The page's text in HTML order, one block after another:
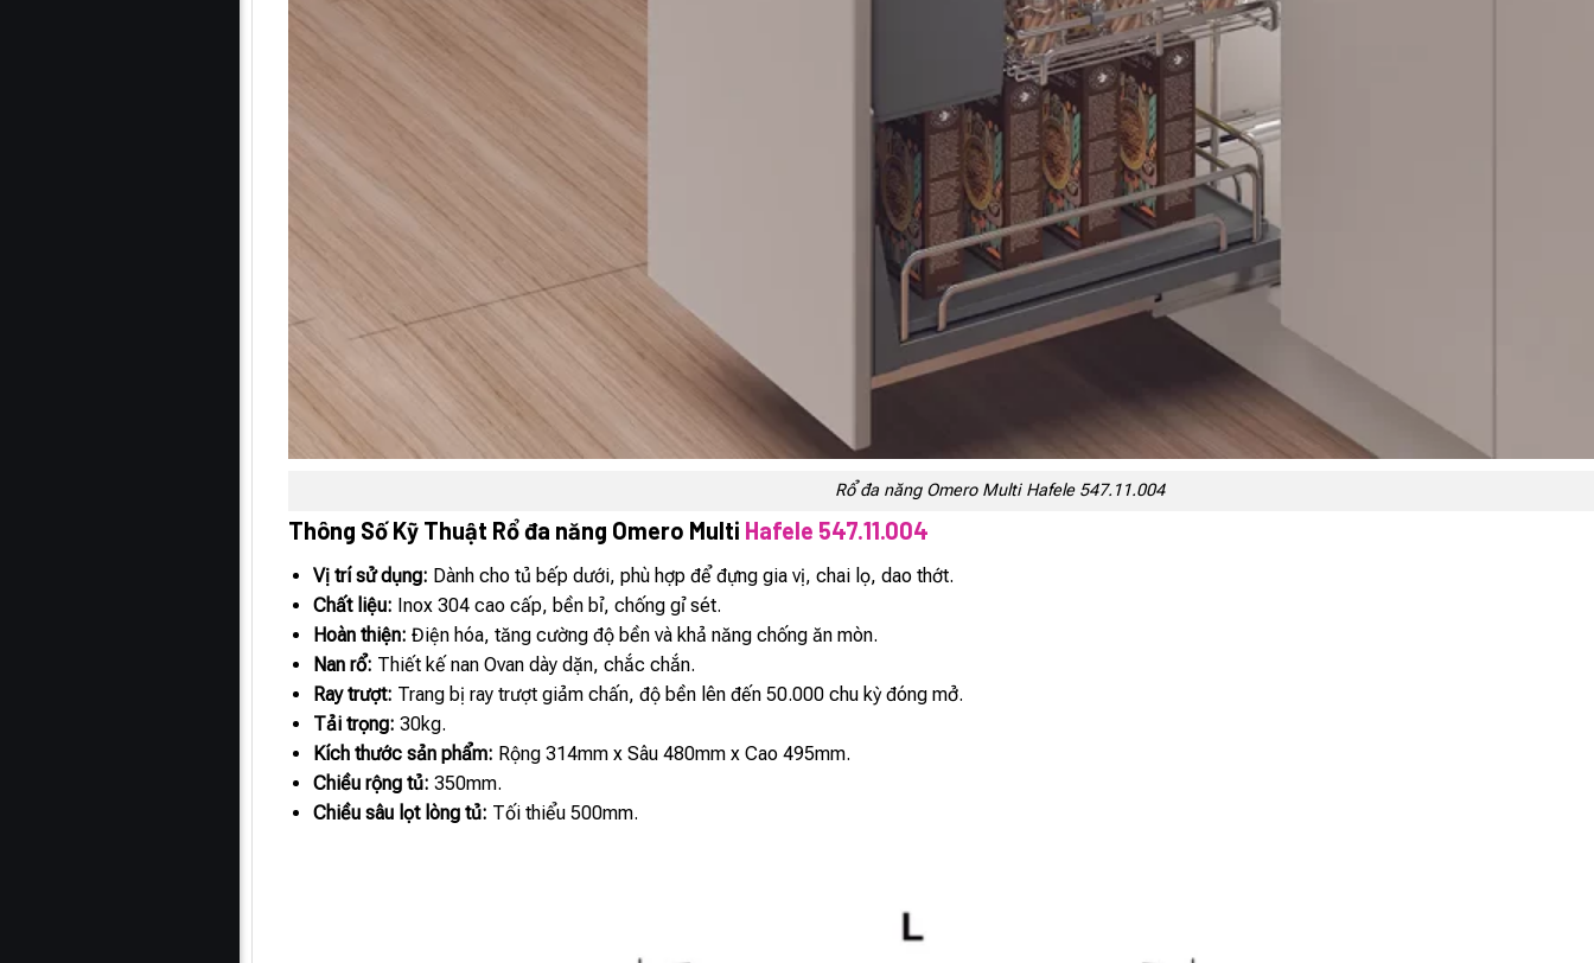
Rổ đa năng Omero Multi Hafele 547.11.004
Thông Số Kỹ Thuật Rổ đa năng Omero Multi Hafele 547.11.004
Vị trí sử dụng: Dành cho tủ bếp dưới, phù hợp để đựng gia vị, chai lọ, dao thớt.
Chất liệu: Inox 304 cao cấp, bền bỉ, chống gỉ sét.
Hoàn thiện: Điện hóa, tăng cường độ bền và khả năng chống ăn mòn.
Nan rổ: Thiết kế nan Ovan dày dặn, chắc chắn.
Ray trượt: Trang bị ray trượt giảm chấn, độ bền lên đến 50.000 chu kỳ đóng mở.
Tải trọng: 30kg.
Kích thước sản phẩm: Rộng 314mm x Sâu 480mm x Cao 495mm.
Chiều rộng tủ: 350mm.
Chiều sâu lọt lòng tủ: Tối thiểu 500mm.